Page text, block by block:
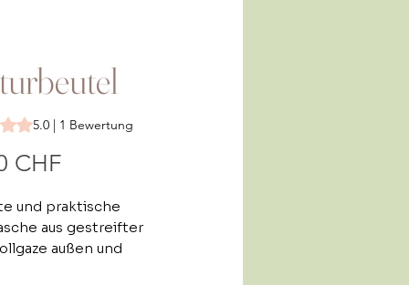
beträgt 5.0 von fünf Sternen, basierend auf 1 Bewertung.
5.0 | 1 Bewertung
CHFPreis
und praktische
aus gestreifter
außen und